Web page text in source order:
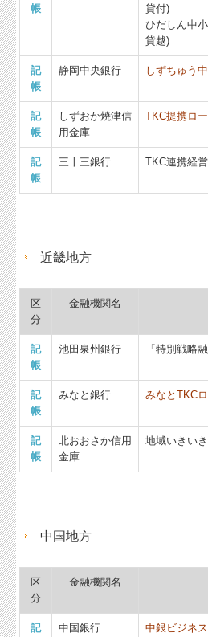
帳
貸付)
ひだしん中
貸越)
記
帳
静岡中央銀行 しずちゅう
記
帳
しずおか焼津信
用金庫
TKC提携ロ
記
帳
三十三銀行 TKC連携経
近畿地方
区
分
金融機関名
記
帳
池田泉州銀行 『特別戦略
記
帳
みなと銀行 みなとTKC
記
帳
北おおさか信用
金庫
地域いきい
中国地方
区
分
金融機関名
記
中国銀行 中銀ビジネ